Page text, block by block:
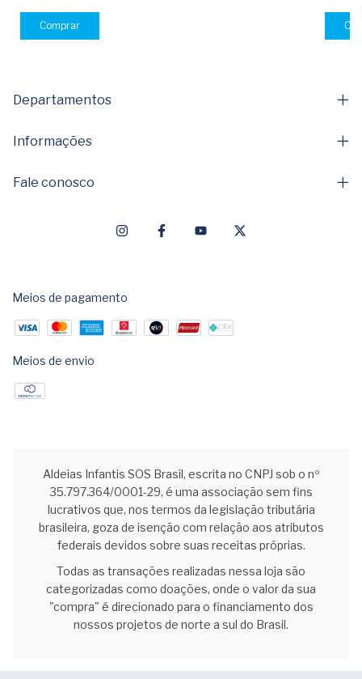
Departamentos
Informações
Fale conosco
Meios de pagamento
Meios de envio
Aldeias Infantis SOS Brasil, escrita no CNPJ sob o nº
35.797.364/0001-29, é uma associação sem fins
lucrativos que, nos termos da legislação tributária
brasileira, goza de isenção com relação aos atributos
federais devidos sobre suas receitas próprias.
Todas as transações realizadas nessa loja são
categorizadas como doações, onde o valor da sua
"compra" é direcionado para o financiamento dos
nossos projetos de norte a sul do Brasil.